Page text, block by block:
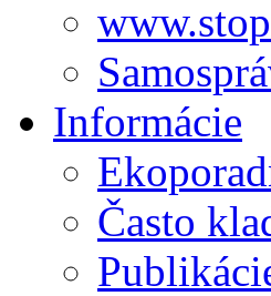
Informácie
Často